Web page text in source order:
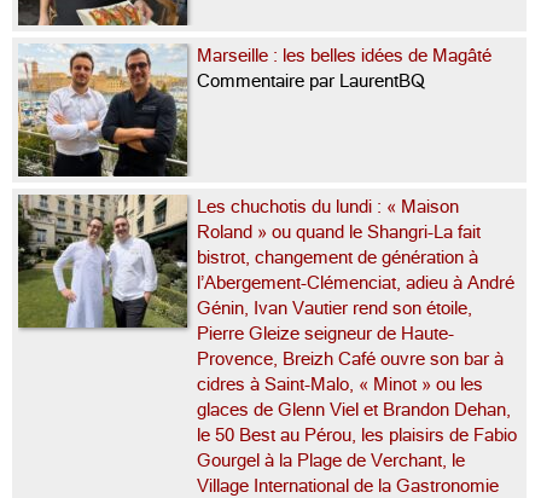
Marseille : les belles idées de Magâté
Commentaire par LaurentBQ
Les chuchotis du lundi : « Maison
Roland » ou quand le Shangri-La fait
bistrot, changement de génération à
l’Abergement-Clémenciat, adieu à André
Génin, Ivan Vautier rend son étoile,
Pierre Gleize seigneur de Haute-
Provence, Breizh Café ouvre son bar à
cidres à Saint-Malo, « Minot » ou les
glaces de Glenn Viel et Brandon Dehan,
le 50 Best au Pérou, les plaisirs de Fabio
Gourgel à la Plage de Verchant, le
Village International de la Gastronomie